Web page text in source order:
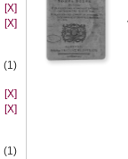
[X]
[X]
(1)
[X]
[X]
(1)